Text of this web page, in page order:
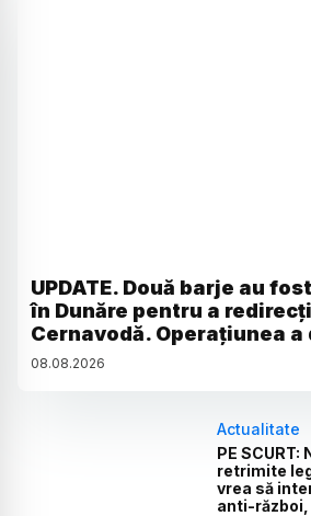
UPDATE. Două barje au
în Dunăre pentru a
Cernavodă. Operațiunea a
08.08.2026
Actualitate
PE SCURT:
retrimite
vrea să
anti-război,